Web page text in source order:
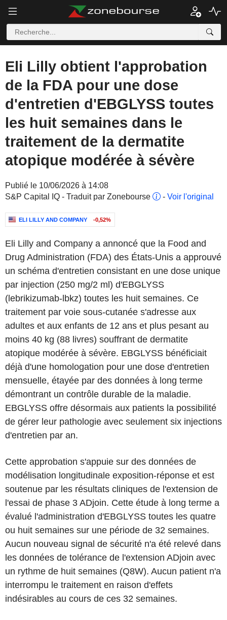
Eli Lilly obtient l'approbation
de la FDA pour une dose
d'entretien d'EBGLYSS toutes
les huit semaines dans le
traitement de la dermatite
atopique modérée à sévère
Publié le 10/06/2026 à 14:08
S&P Capital IQ - Traduit par Zonebourse
- Voir l'original
ELI LILLY AND COMPANY -0,52%
Eli Lilly and Company a annoncé que la Food and
Drug Administration (FDA) des États-Unis a approuvé
un schéma d'entretien consistant en une dose unique
par injection (250 mg/2 ml) d'EBGLYSS
(lebrikizumab-lbkz) toutes les huit semaines. Ce
traitement par voie sous-cutanée s'adresse aux
adultes et aux enfants de 12 ans et plus pesant au
moins 40 kg (88 livres) souffrant de dermatite
atopique modérée à sévère. EBGLYSS bénéficiait
déjà d'une homologation pour une dose d'entretien
mensuelle, étayée par des données à long terme
démontrant un contrôle durable de la maladie.
EBGLYSS offre désormais aux patients la possibilité
de gérer leur pathologie avec seulement six injections
d'entretien par an.
Cette approbation s'appuie sur des données de
modélisation longitudinale exposition-réponse et est
soutenue par les résultats cliniques de l'extension de
l'essai de phase 3 ADjoin. Cette étude à long terme a
évalué l'administration d'EBGLYSS toutes les quatre
ou huit semaines sur une période de 32 semaines.
Aucun nouveau signal de sécurité n'a été relevé dans
les données de tolérance de l'extension ADjoin avec
un rythme de huit semaines (Q8W). Aucun patient n'a
interrompu le traitement en raison d'effets
indésirables au cours de ces 32 semaines.